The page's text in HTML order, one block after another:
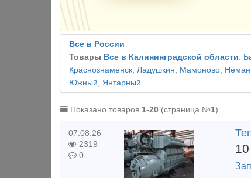
Все в России
Товары Все в Калининградской области:
Краснознаменск, Ладушкин, Мамоново, Неман
Южный, Янтарный
Показано товаров 1-20 (страница №1).
07.08.26
2319
0
10